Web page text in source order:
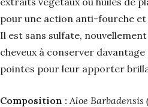
pour une action anti-fourche
Il est sans sulfate,
cheveux à conserver
pointes pour leur apporter
Composition : Aloe